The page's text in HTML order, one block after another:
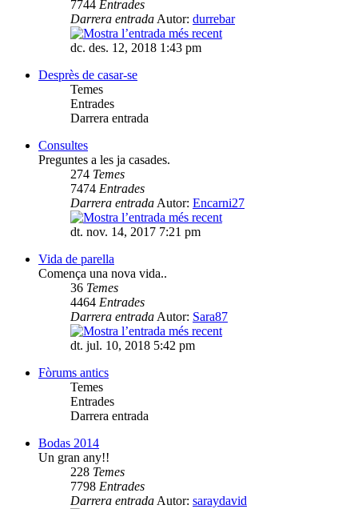
7744 Entrades
Darrera entrada Autor: durrebar
dc. des. 12, 2018 1:43 pm
Desprès de casar-se
Temes
Entrades
Darrera entrada
Consultes
Preguntes a les ja casades.
274 Temes
7474 Entrades
Darrera entrada Autor: Encarni27
dt. nov. 14, 2017 7:21 pm
Vida de parella
Comença una nova vida..
36 Temes
4464 Entrades
Darrera entrada Autor: Sara87
dt. jul. 10, 2018 5:42 pm
Fòrums antics
Temes
Entrades
Darrera entrada
Bodas 2014
Un gran any!!
228 Temes
7798 Entrades
Darrera entrada Autor: saraydavid